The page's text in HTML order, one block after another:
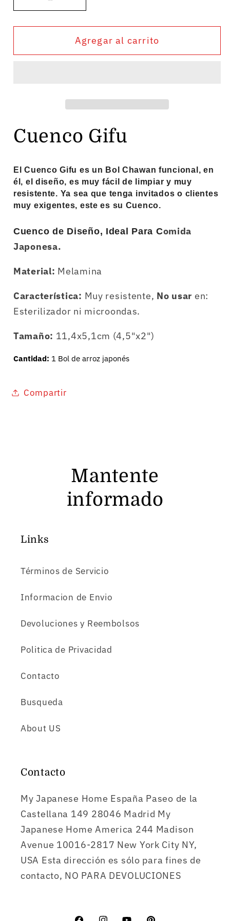
cantidad
para
Gifu
cantidad
para
Cuenco
Gifu
Agregar al carrito
Cuenco Gifu
El Cuenco Gifu es un Bol Chawan funcional, en
él, el diseño, es muy fácil de limpiar y muy
resistente. Ya sea que tenga invitados o clientes
muy exigentes, este es su Cuenco.
Cuenco de Diseño, Ideal Para Comida
Japonesa.
Material: Melamina
Característica: Muy resistente, No usar en:
Esterilizador ni microondas.
Tamaño: 11,4x5,1cm (4,5"x2")
Cantidad: 1 Bol de arroz japonés
Compartir
Mantente
informado
Links
Términos de Servicio
Informacion de Envio
Devoluciones y Reembolsos
Politica de Privacidad
Contacto
Busqueda
About US
Contacto
My Japanese Home España Paseo de la
Castellana 149 28046 Madrid My
Japanese Home America 244 Madison
Avenue 10016-2817 New York City NY,
USA Esta dirección es sólo para fines de
contacto, NO PARA DEVOLUCIONES